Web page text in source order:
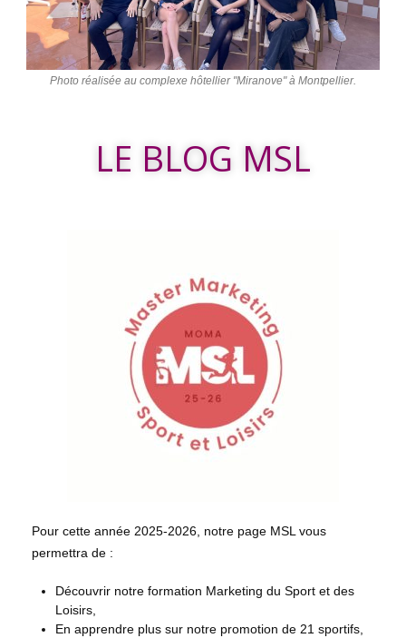
Photo réalisée au complexe hôtellier "Miranove" à Montpellier.
LE BLOG MSL
Pour cette année 2025-2026, notre page MSL vous
permettra de :
Découvrir notre formation Marketing du Sport et des
Loisirs,
En apprendre plus sur notre promotion de 21 sportifs,